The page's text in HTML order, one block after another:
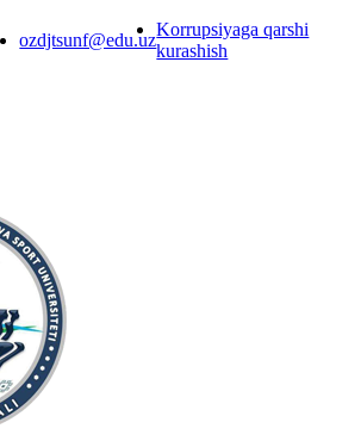
ozdjtsunf@edu.uz
Korrupsiyaga qarshi
kurashish